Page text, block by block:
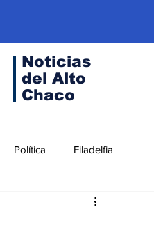
Noticias
del Alto
Chaco
Política Filadelfia
Nuestra Historia